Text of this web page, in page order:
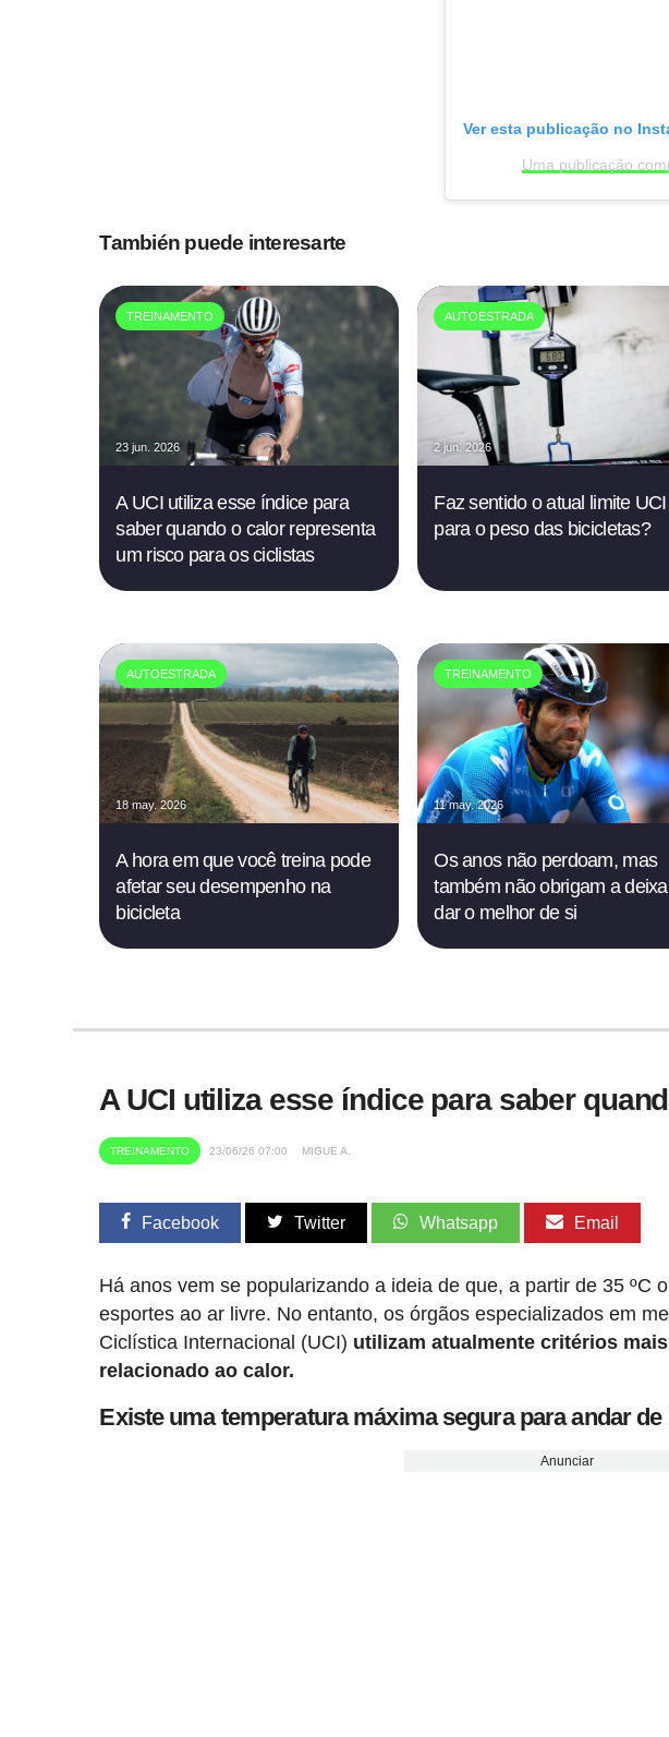
Ver esta publicação no
Uma publicação
También puede interesarte
TREINAMENTO
23 jun. 2026
A UCI utiliza esse índice para
saber quando o calor representa
um risco para os ciclistas
AUTOESTRADA
2 jun. 2026
Faz sentido o atual limite UCI
para o peso das bicicletas?
AUTOESTRADA
18 may. 2026
A hora em que você treina pode
afetar seu desempenho na
bicicleta
TREINAMENTO
11 may. 2026
Os anos não perdoam, mas
também não obrigam a
dar o melhor de si
A UCI utiliza esse índice para saber
TREINAMENTO 23/06/26 07:00 MIGUE A.
Facebook Twitter Whatsapp Email
Há anos vem se popularizando a ideia de que, a partir de 35 ºC
esportes ao ar livre. No entanto, os órgãos especializados em
Ciclística Internacional (UCI) utilizam atualmente critérios
relacionado ao calor.
Existe uma temperatura máxima segura para andar
Anunciar